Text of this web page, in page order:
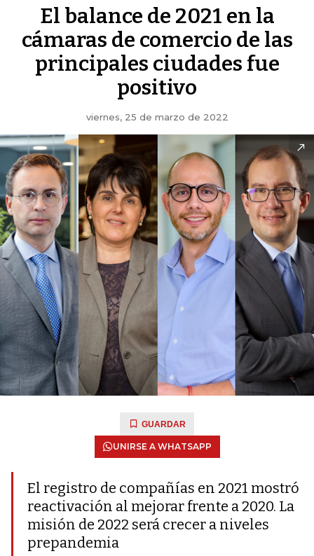
El balance de 2021 en la
cámaras de comercio de las
principales ciudades fue
positivo
viernes, 25 de marzo de 2022
GUARDAR
UNIRSE A WHATSAPP
El registro de compañías en 2021 mostró
reactivación al mejorar frente a 2020. La
misión de 2022 será crecer a niveles
prepandemia